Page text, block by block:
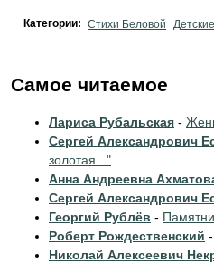
Категории: Стихи Беловой
Самое читаемое
Лариса Рубальская -
Сергей Александрович
золотая..."
Анна Андреевна
Сергей Александрович
Георгий Рублёв -
Роберт Рождественский -
Николай Алексеевич